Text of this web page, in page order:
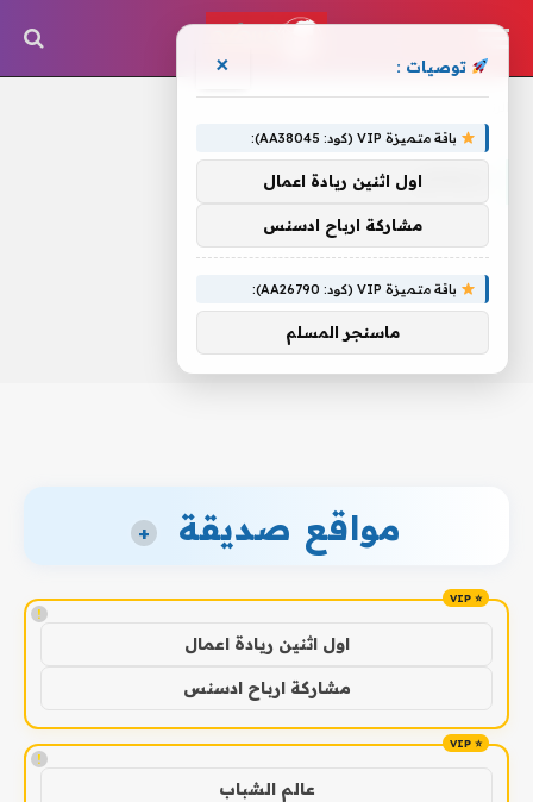
إجهاض
مواقع صديقة +
!
اول اثنين ريادة اعمال
مشاركة ارباح ادسنس
!
عالم الشباب
توصيات : ×
باقة متميزة VIP (كود: AA38045):
اول اثنين ريادة اعمال
مشاركة ارباح ادسنس
باقة متميزة VIP (كود: AA26790):
ماسنجر المسلم